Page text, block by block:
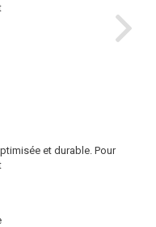
et durable. Pour